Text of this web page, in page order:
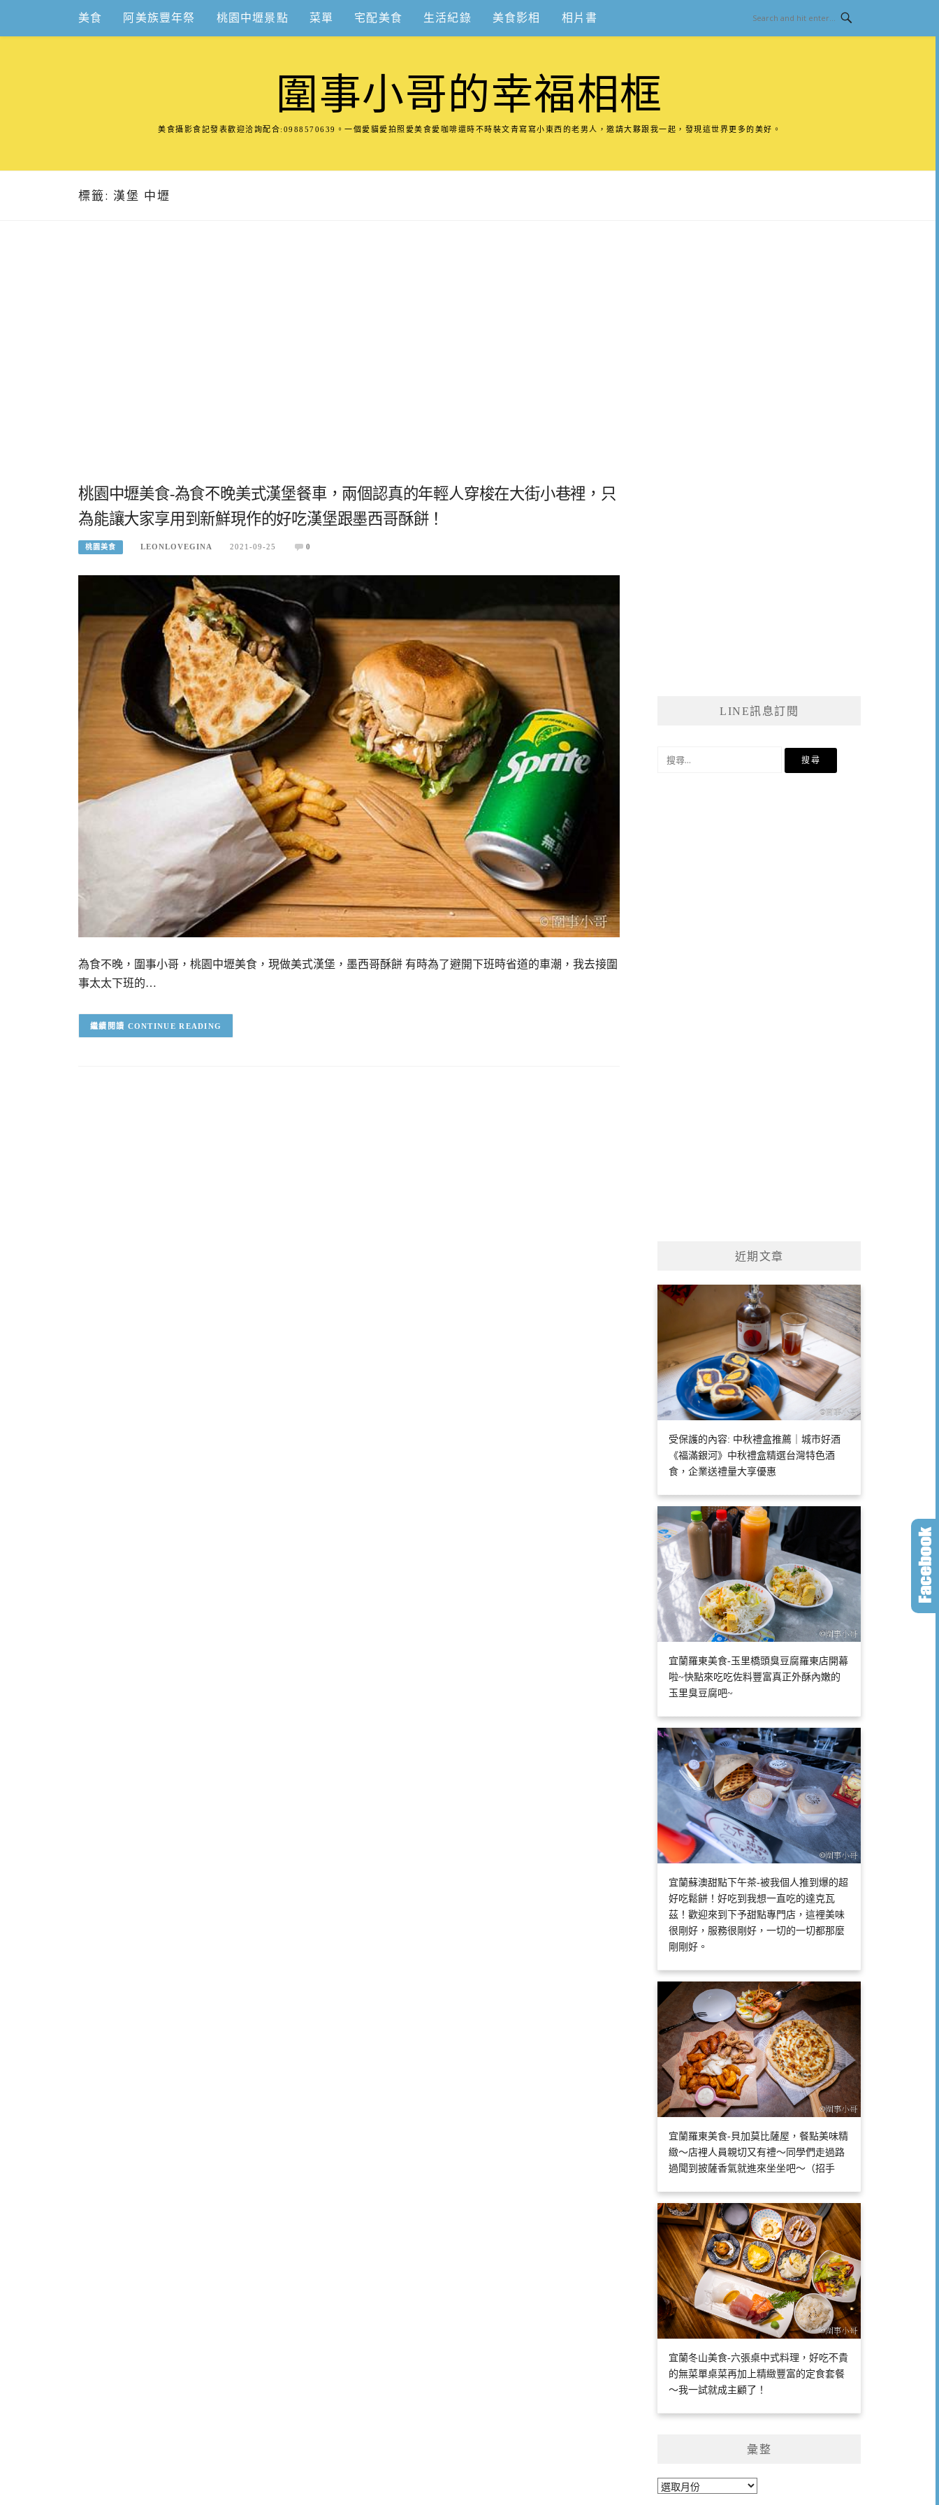
content
美食 阿美族豐年祭 桃園中壢景點 菜單 宅配美食 生活紀錄 美食影相 相片書
圍事小哥的幸福相框
美食攝影食記發表歡迎洽詢配合:0988570639。一個愛貓愛拍照愛美食愛咖啡還時不時裝文青寫寫小東西的老男人，邀請大夥跟我一起，發現這世界更多的美好。
標籤: 漢堡 中壢
桃園中壢美食-為食不晚美式漢堡餐車，兩個認真的年輕人穿梭在大街小巷裡，只
為能讓大家享用到新鮮現作的好吃漢堡跟墨西哥酥餅！
桃園美食 LEONLOVEGINA 2021-09-25 0
為食不晚，圍事小哥，桃園中壢美食，現做美式漢堡，墨西哥酥餅 有時為了避開下班時省道的車潮，我去接圍
事太太下班的…
CONTINUE READING
LINE訊息訂閱
近期文章
受保護的內容: 中秋禮盒推薦｜城市好酒
《福滿銀河》中秋禮盒精選台灣特色酒
食，企業送禮量大享優惠
宜蘭羅東美食-玉里橋頭臭豆腐羅東店開幕
啦~快點來吃吃佐料豐富真正外酥內嫩的
玉里臭豆腐吧~
宜蘭蘇澳甜點下午茶-被我個人推到爆的超
好吃鬆餅！好吃到我想一直吃的達克瓦
茲！歡迎來到下予甜點專門店，這裡美味
很剛好，服務很剛好，一切的一切都那麼
剛剛好。
宜蘭羅東美食-貝加莫比薩屋，餐點美味精
緻～店裡人員親切又有禮～同學們走過路
過聞到披薩香氣就進來坐坐吧～（招手
宜蘭冬山美食-六張桌中式料理，好吃不貴
的無菜單桌菜再加上精緻豐富的定食套餐
～我一試就成主顧了！
彙整
彙